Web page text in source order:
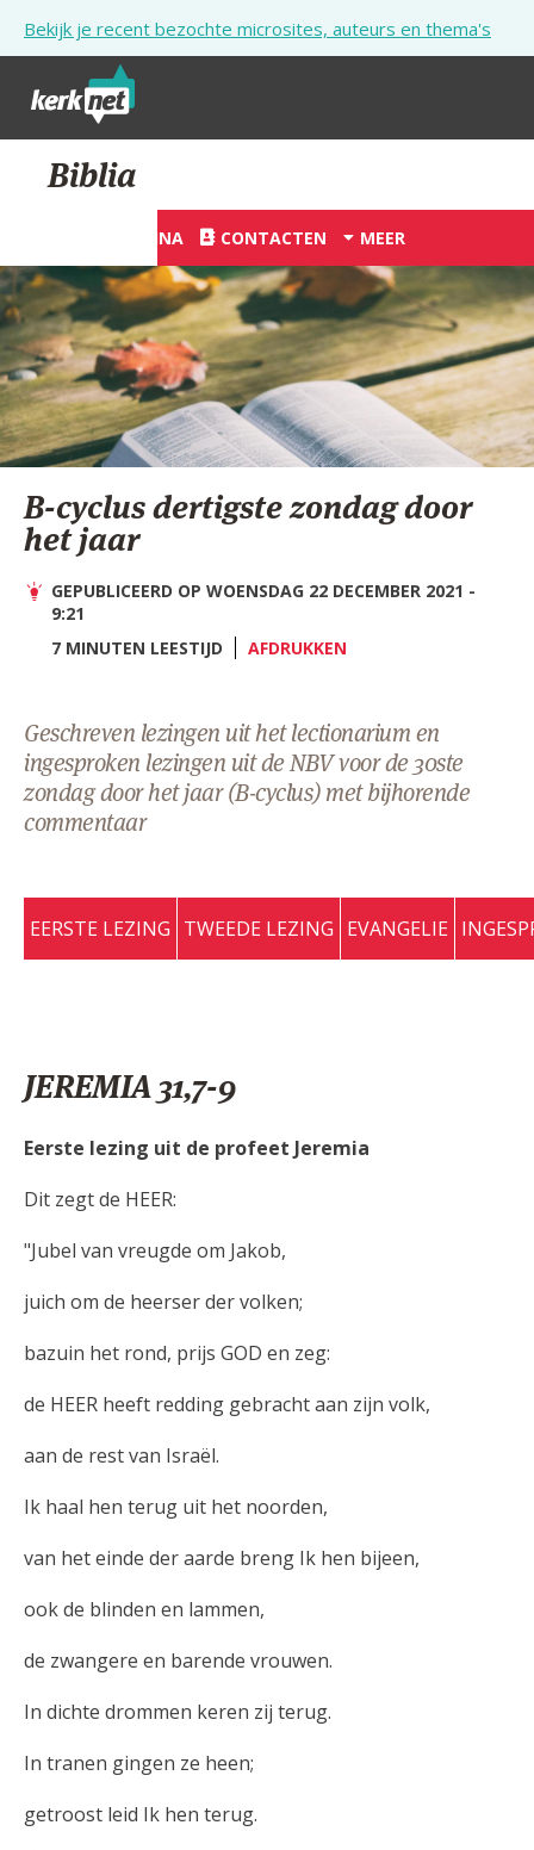
Bekijk je recent bezochte microsites, auteurs en thema's
STARTPAGINA
KERK
VIERINGEN
SHOP
ZOEKEN
HULP
STARTPAGINA PORTAAL
MIJN PAROCHIE
AANMELDEN OF REGISTREREN
Biblia
STARTPAGINA CONTACTEN MEER
B-cyclus dertigste zondag door
het jaar
GEPUBLICEERD OP WOENSDAG 22 DECEMBER 2021 -
9:21
7 MINUTEN LEESTIJD
AFDRUKKEN
Geschreven lezingen uit het lectionarium en
ingesproken lezingen uit de NBV voor de 30ste
zondag door het jaar (B-cyclus) met bijhorende
commentaar
EERSTE LEZING TWEEDE LEZING EVANGELIE
JEREMIA 31,7-9
Eerste lezing uit de profeet Jeremia
Dit zegt de HEER:
"Jubel van vreugde om Jakob,
juich om de heerser der volken;
bazuin het rond, prijs GOD en zeg:
de HEER heeft redding gebracht aan zijn volk,
aan de rest van Israël.
Ik haal hen terug uit het noorden,
van het einde der aarde breng Ik hen bijeen,
ook de blinden en lammen,
de zwangere en barende vrouwen.
In dichte drommen keren zij terug.
In tranen gingen ze heen;
getroost leid Ik hen terug.